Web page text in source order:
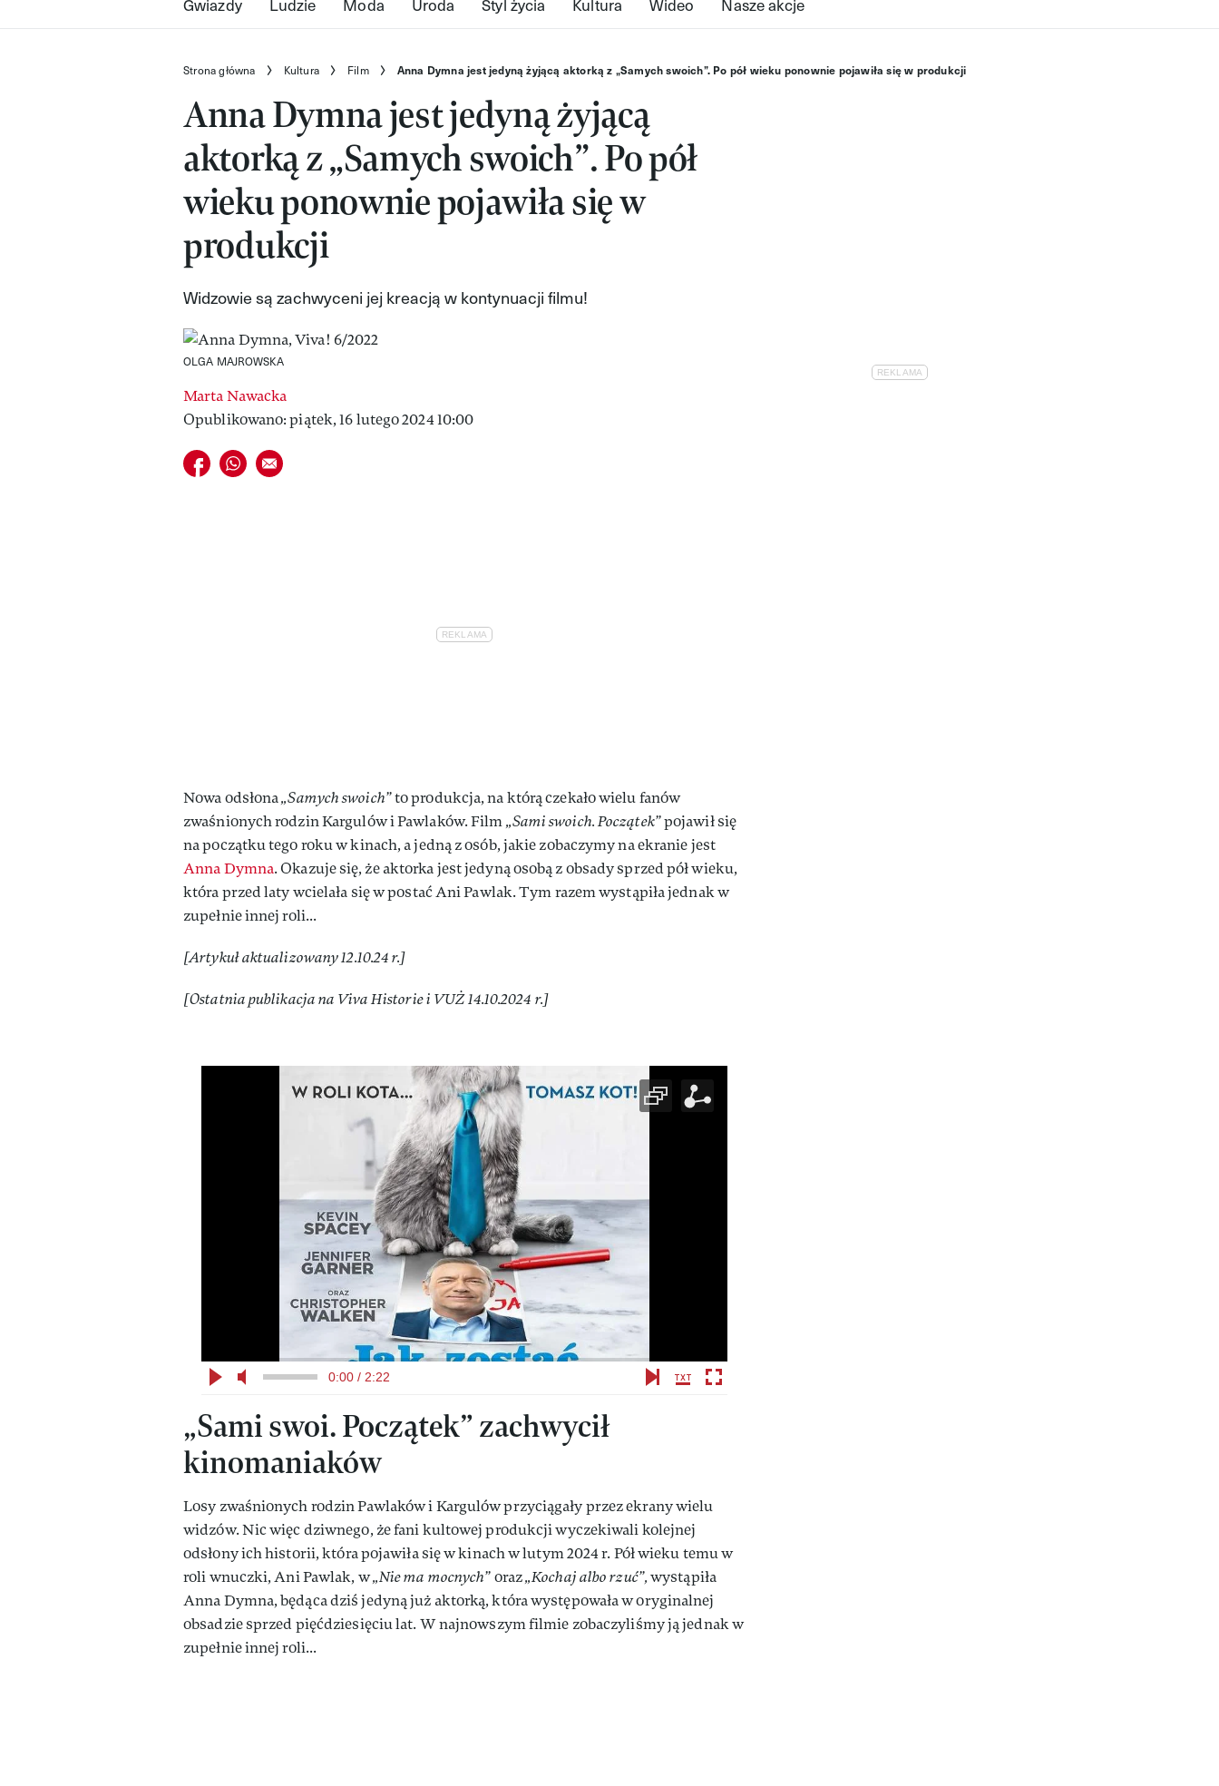
Strona główna Kultura Film Anna Dymna jest jedyną żyjącą aktorką z „Samych swoich”. Po pół wieku ponownie pojawiła się w produkcji
Anna Dymna jest jedyną żyjącą
aktorką z „Samych swoich”. Po pół
wieku ponownie pojawiła się w
produkcji
Widzowie są zachwyceni jej kreacją w kontynuacji filmu!
OLGA MAJROWSKA
Marta Nawacka
Opublikowano: piątek, 16 lutego 2024 10:00
Udostępnij na facebook
Udostępnij na whatsapp
E-mail do przyjaciela
Nowa odsłona„Samych swoich”to produkcja, na którą czekało wielu fanów
zwaśnionych rodzin Kargulów i Pawlaków. Film„Sami swoich. Początek”pojawił się
na początku tego roku w kinach, a jedną z osób, jakie zobaczymy na ekranie jest
Anna Dymna. Okazuje się, że aktorka jest jedyną osobą z obsady sprzed pół wieku,
która przed laty wcielała się w postać Ani Pawlak. Tym razem wystąpiła jednak w
zupełnie innej roli...
[Artykuł aktualizowany 12.10.24 r.]
[Ostatnia publikacja na Viva Historie i VUŻ 14.10.2024 r.]
0:00 / 2:22
„Sami swoi. Początek” zachwycił
kinomaniaków
Losy zwaśnionych rodzin Pawlaków i Kargulów przyciągały przez ekrany wielu
widzów. Nic więc dziwnego, że fani kultowej produkcji wyczekiwali kolejnej
odsłony ich historii, która pojawiła się w kinach w lutym 2024 r. Pół wieku temu w
roli wnuczki, Ani Pawlak, w„Nie ma mocnych”oraz„Kochaj albo rzuć”,wystąpiła
Anna Dymna, będąca dziś jedyną już aktorką, która występowała w oryginalnej
obsadzie sprzed pięćdziesięciu lat. W najnowszym filmie zobaczyliśmy ją jednak w
zupełnie innej roli...